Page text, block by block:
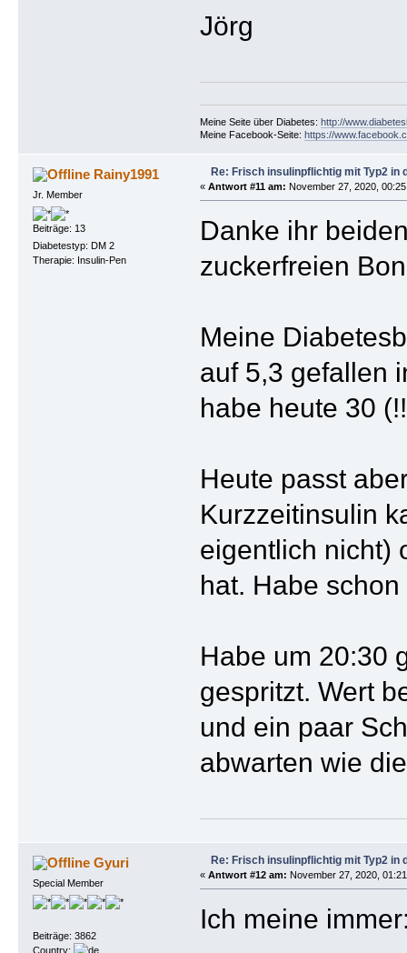
Jörg
Meine Seite über Diabetes: http://
Meine Facebook-Seite: https://
Rainy1991
Jr. Member
Beiträge: 13
Diabetestyp: DM 2
Therapie: Insulin-Pen
Re: Frisch insulinpflichtig mit Typ2 in
« Antwort #11 am: November 27, 2020,
Danke ihr
zuckerfreien
Meine
auf 5,3 gefallen
habe heute 30
Heute passt
Kurzzeitinsulin
eigentlich nicht)
hat. Habe
Habe um 20:30
gespritzt. Wert
und ein paar
abwarten wie
Gyuri
Special Member
Beiträge: 3862
Country:
Re: Frisch insulinpflichtig mit Typ2 in
« Antwort #12 am: November 27, 2020,
Ich meine